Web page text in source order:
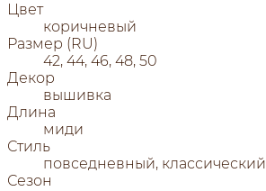
Цвет
коричневый
Размер (RU)
42, 44, 46, 48, 50
Декор
вышивка
Длина
миди
Стиль
повседневный, классический
Сезон